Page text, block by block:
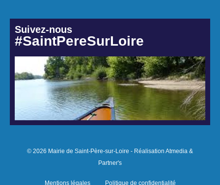
Suivez-nous
#SaintPereSurLoire
© 2026 Mairie de Saint-Père-sur-Loire - Réalisation Atmedia &
Partner's
Mentions légales Politique de confidentialité